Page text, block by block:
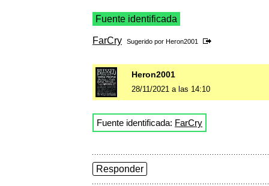
Fuente identificada
FarCry Sugerido por Heron2001
Heron2001
28/11/2021 a las 14:10
Fuente identificada: FarCry
Responder